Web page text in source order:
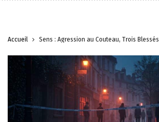
Accueil Sens : Agression au Couteau, Trois Blessés